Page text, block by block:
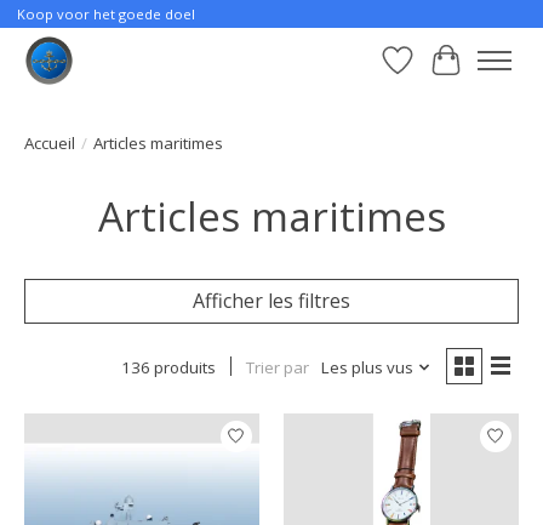
Koop voor het goede doel
Liste dePanier
Accueil / Articles maritimes
Articles maritimes
Afficher les filtres
136 produits Trier par Les plus vus